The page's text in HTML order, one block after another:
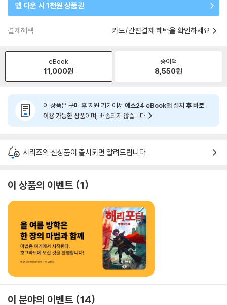
앱 다운 시 1천원 상품권
결제혜택 카드/간편결제 혜택을 확인하세요
eBook
11,000원
종이책
8,550원
이 상품은 구매 후 지원 기기에서 예스24 eBook앱 설치 후 바로
이용 가능한 상품이며, 배송되지 않습니다.
시리즈의 신상품이 출시되면 알려드립니다.
이 상품의 이벤트 1
이 분야의 이벤트 14